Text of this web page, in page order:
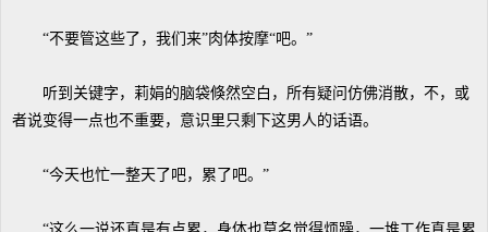
“不要管这些了，我们来”肉体按摩“吧。”
听到关键字，莉娟的脑袋倏然空白，所有疑问仿佛消散，不，或
者说变得一点也不重要，意识里只剩下这男人的话语。
“今天也忙一整天了吧，累了吧。”